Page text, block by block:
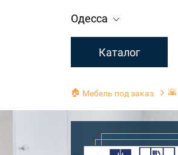
Одесса
Каталог
🏠 Мебель под заказ 🌇